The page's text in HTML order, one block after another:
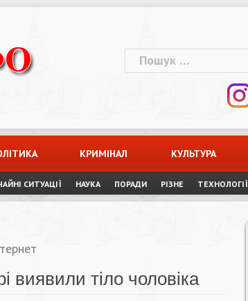
Пошук:
КРИМІНАЛ КУЛЬТУРА
СИТУАЦІЇ НАУКА ПОРАДИ РІЗНЕ ТЕХНОЛОГІЇ
виявили тіло чоловіка